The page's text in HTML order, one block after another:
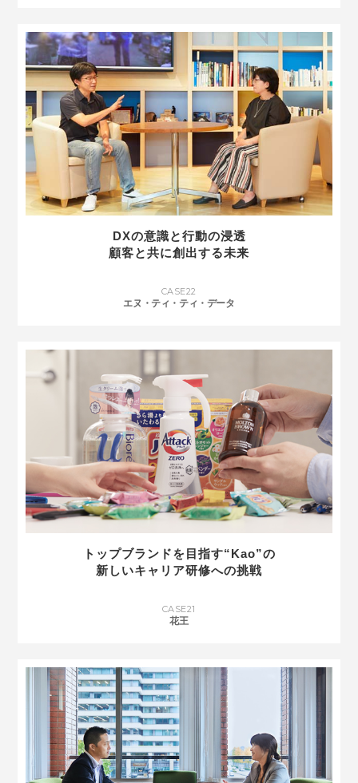
DXの意識と行動の浸透
顧客と共に創出する未来
CASE22
エヌ・ティ・ティ・データ
トップブランドを目指す“Kao”の
新しいキャリア研修への挑戦
CASE21
花王